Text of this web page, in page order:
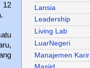
12
Lansia
Leadership
Living Lab
LuarNegeri
Manajemen Karir